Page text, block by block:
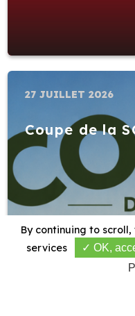
27 JUILLET 2026
Coupe de la
By continuing to scroll,
services
OK,